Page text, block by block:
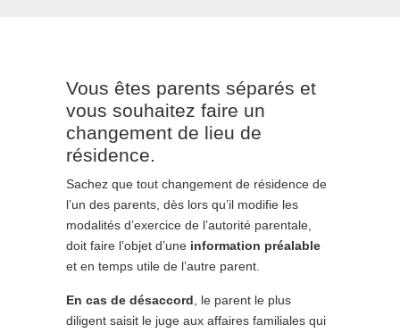
Vous êtes parents séparés et
vous souhaitez faire un
changement de lieu de
résidence.
Sachez que tout changement de résidence de
l’un des parents, dès lors qu’il modifie les
modalités d’exercice de l’autorité parentale,
doit faire l’objet d’une information préalable
et en temps utile de l’autre parent.
En cas de désaccord , le parent le plus
diligent saisit le juge aux affaires familiales qui